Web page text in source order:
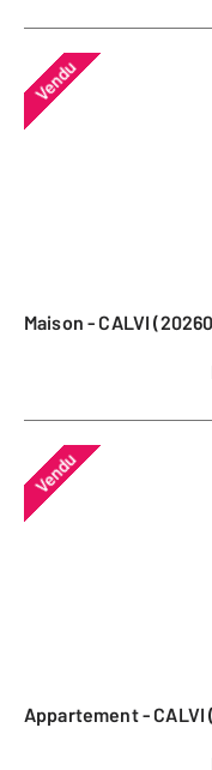
Vendu
Maison - CALVI
Vendu
Appartement -